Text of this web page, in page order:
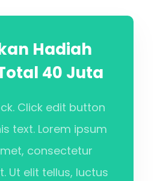
Hadiah
40 Juta
Click edit button
text. Lorem ipsum
consectetur
Ut elit tellus, luctus